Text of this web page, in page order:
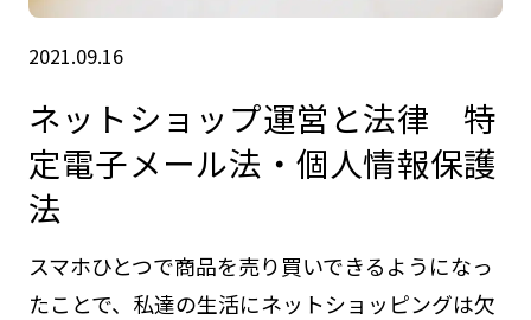
2021.09.16
ネットショップ運営と法律 特
定電子メール法・個人情報保護
法
スマホひとつで商品を売り買いできるようになっ
たことで、私達の生活にネットショッピングは欠